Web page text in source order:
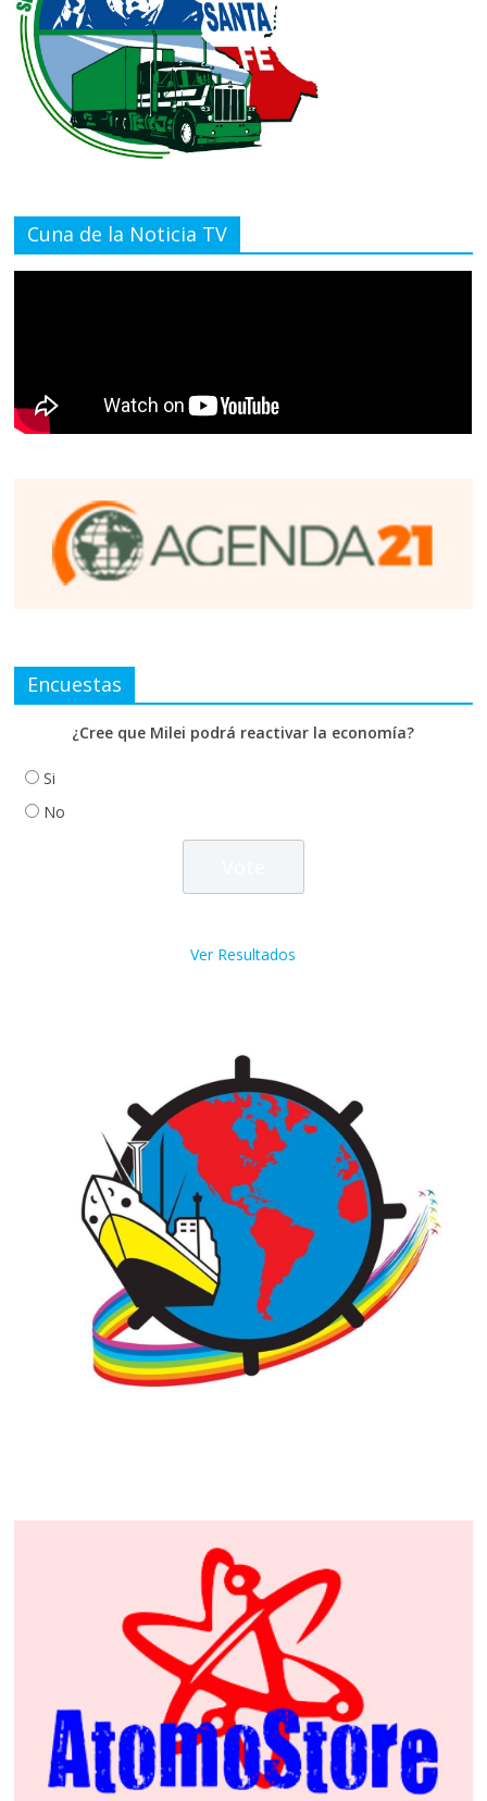
Cuna de la Noticia TV
Encuestas
¿Cree que Milei podrá reactivar la economía?
Si
No
Ver Resultados